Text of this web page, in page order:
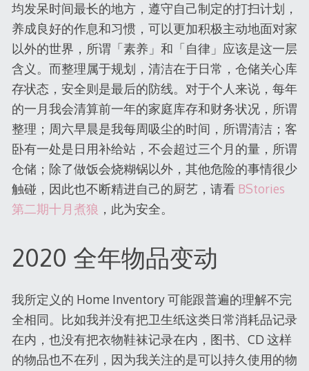
均发呆时间最长的地方，遵守自己制定的打扫计划，
养成良好的作息和习惯，可以更加积极主动地面对家
以外的世界，所谓「素养」和「自律」应该是这一层
含义。而整理属于规划，清洁在于日常，仓储关心库
存状态，安全则是最后的防线。对于个人来说，每年
的一月我会清算前一年的家庭库存和财务状况，所谓
整理；周六早晨是我每周吸尘的时间，所谓清洁；客
卧有一处是日用补给站，不会超过三个月的量，所谓
仓储；除了做饭会烧糊锅以外，其他危险的事情很少
触碰，因此也不断精进自己的厨艺，请看 BStories
第二期十月煮狼 ，此为安全。
2020 全年物品变动
我所定义的 Home Inventory 可能跟普遍的理解不完
全相同。比如我并没有把卫生纸这类日常消耗品记录
在内，也没有把衣物鞋袜记录在内，图书、CD 这样
的物品也不在列，因为我关注的是可以持久使用的物